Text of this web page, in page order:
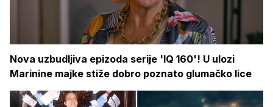
Nova uzbudljiva epizoda serije 'IQ 160'! U ulozi
Marinine majke stiže dobro poznato glumačko lice